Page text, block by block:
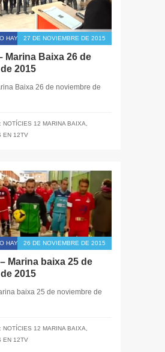
HAY COMENTARIOS
27 DE NOVIEMBRE DE 2015
Marina Baixa 26 de
2015
Baixa 26 de noviembre de
NOTÍCIES 12 MARINA BAIXA
EN 12TV
HAY COMENTARIOS
26 DE NOVIEMBRE DE 2015
Marina baixa 25 de
2015
baixa 25 de noviembre de
NOTÍCIES 12 MARINA BAIXA
EN 12TV